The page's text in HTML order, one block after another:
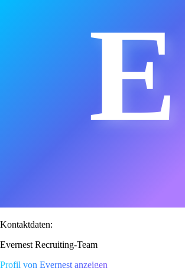
E
Kontaktdaten:
Evernest Recruiting-Team
Profil von Evernest anzeigen